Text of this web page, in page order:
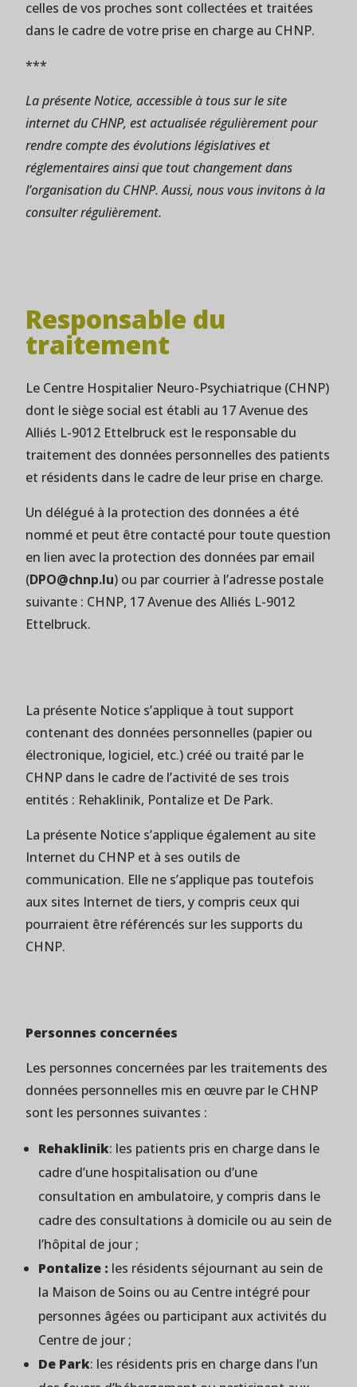
celles de vos proches sont collectées et traitées
dans le cadre de votre prise en charge au CHNP.
***
La présente Notice, accessible à tous sur le site
internet du CHNP, est actualisée régulièrement pour
rendre compte des évolutions législatives et
réglementaires ainsi que tout changement dans
l’organisation du CHNP. Aussi, nous vous invitons à la
consulter régulièrement.
Responsable du
traitement
Le Centre Hospitalier Neuro-Psychiatrique (CHNP)
dont le siège social est établi au 17 Avenue des
Alliés L-9012 Ettelbruck est le responsable du
traitement des données personnelles des patients
et résidents dans le cadre de leur prise en charge.
Un délégué à la protection des données a été
nommé et peut être contacté pour toute question
en lien avec la protection des données par email
(DPO@chnp.lu) ou par courrier à l’adresse postale
suivante : CHNP, 17 Avenue des Alliés L-9012
Ettelbruck.
La présente Notice s’applique à tout support
contenant des données personnelles (papier ou
électronique, logiciel, etc.) créé ou traité par le
CHNP dans le cadre de l’activité de ses trois
entités : Rehaklinik, Pontalize et De Park.
La présente Notice s’applique également au site
Internet du CHNP et à ses outils de
communication. Elle ne s’applique pas toutefois
aux sites Internet de tiers, y compris ceux qui
pourraient être référencés sur les supports du
CHNP.
Personnes concernées
Les personnes concernées par les traitements des
données personnelles mis en œuvre par le CHNP
sont les personnes suivantes :
Rehaklinik: les patients pris en charge dans le
cadre d’une hospitalisation ou d’une
consultation en ambulatoire, y compris dans le
cadre des consultations à domicile ou au sein de
l’hôpital de jour ;
Pontalize : les résidents séjournant au sein de
la Maison de Soins ou au Centre intégré pour
personnes âgées ou participant aux activités du
Centre de jour ;
De Park: les résidents pris en charge dans l’un